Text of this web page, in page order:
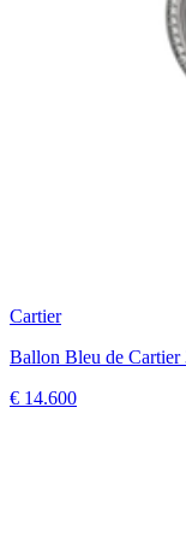
Cartier
Ballon Bleu de Cartier
€ 14.600